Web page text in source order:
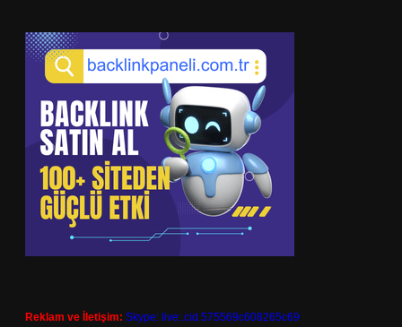
Reklam ve İletişim: Skype: live:.cid.575569c608265c69